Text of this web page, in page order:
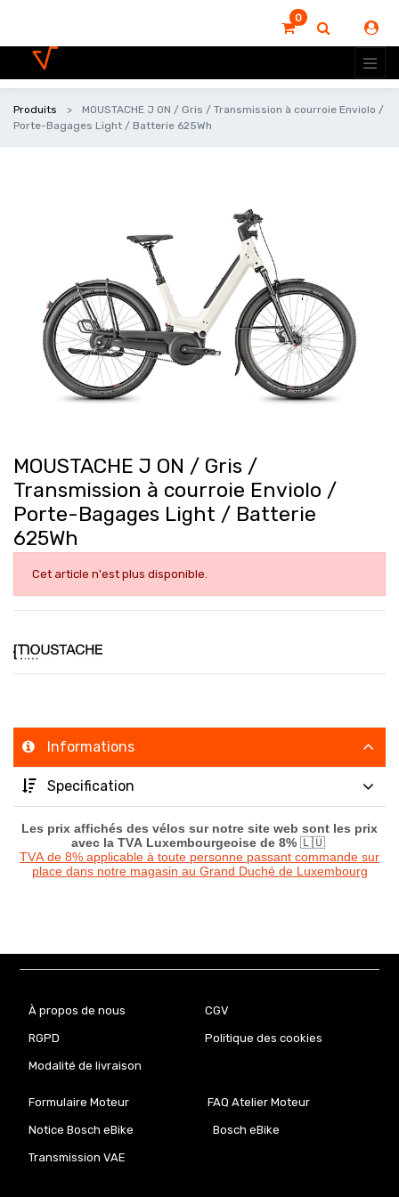
0
Produits
MOUSTACHE J ON / Gris / Transmission à courroie Enviolo /
Porte-Bagages Light / Batterie 625Wh
MOUSTACHE J ON / Gris /
Transmission à courroie Enviolo /
Porte-Bagages Light / Batterie
625Wh
Cet article n'est plus disponible.
Informations
Specification
Les prix affichés des vélos sur notre site web sont les prix
avec la TVA Luxembourgeoise de 8% 🇱🇺
TVA de 8% applicable à toute personne passant commande sur
place dans notre magasin au Grand Duché de Luxembourg
À propos de nous CGV
RGPD Politique des cookies
Modalité de livraison
Formulaire Moteur FAQ Atelier Moteur
Notice Bosch eBike Bosch eBike
Transmission VAE